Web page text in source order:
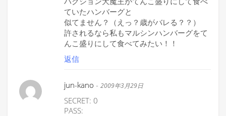
ていたハンバーグと
似てません？（えっ？歳がバレる？？）
許されるなら私もマルシンハンバーグをて
んこ盛りにして食べてみたい！！
返信
jun-kano - 2009年3月29日
SECRET: 0
PASS: